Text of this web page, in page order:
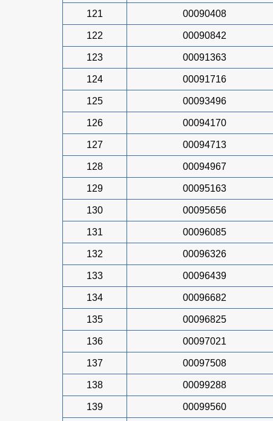
121 00090408
122 00090842
123 00091363
124 00091716
125 00093496
126 00094170
127 00094713
128 00094967
129 00095163
130 00095656
131 00096085
132 00096326
133 00096439
134 00096682
135 00096825
136 00097021
137 00097508
138 00099288
139 00099560